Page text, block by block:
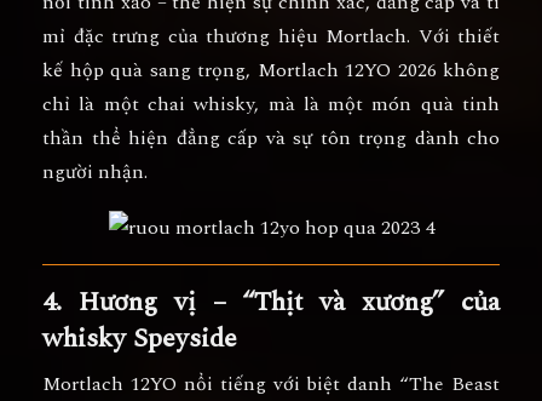
mỉ đặc trưng của thương hiệu Mortlach. Với thiết
kế hộp quà sang trọng, Mortlach 12YO 2026 không
chỉ là một chai whisky, mà làmột món quà tinh
thần thể hiện đẳng cấp và sự tôn trọng dành cho
người nhận.
4. Hương vị – “Thịt và xương” của
whisky Speyside
Mortlach 12YO nổi tiếng với biệt danh “The Beast